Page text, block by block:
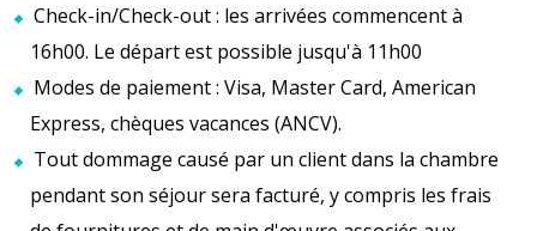
Check-in/Check-out : les arrivées commencent à
16h00. Le départ est possible jusqu'à 11h00
Modes de paiement : Visa, Master Card, American
Express, chèques vacances (ANCV).
Tout dommage causé par un client dans la chambre
pendant son séjour sera facturé, y compris les frais